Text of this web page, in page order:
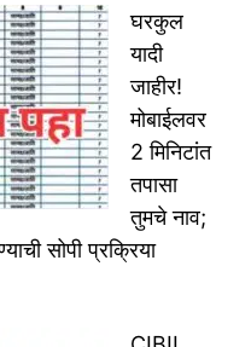
घरकुल
यादी
जाहीर!
मोबाईलवर
2 मिनिटांत
तपासा
तुमचे नाव;
सोपी प्रक्रिया